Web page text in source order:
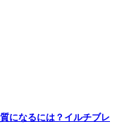
になるには？イルチブレ